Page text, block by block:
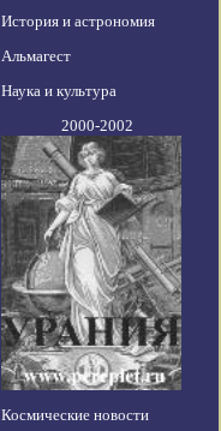
История и астрономия
Альмагест
Наука и культура
2000-2002
Космические новости